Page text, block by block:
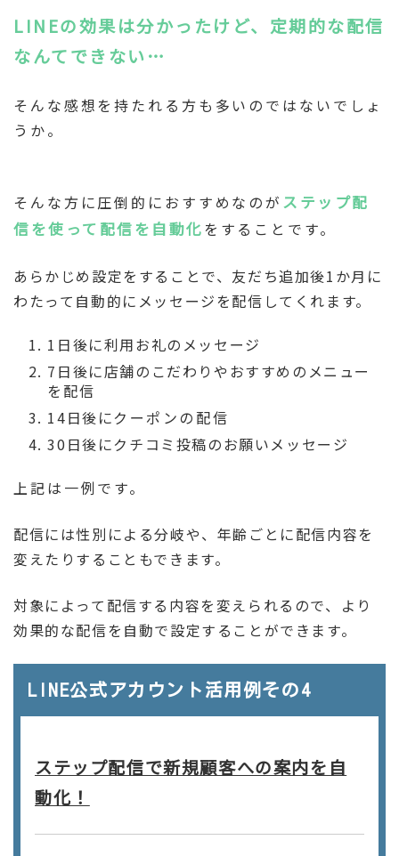
LINEの効果は分かったけど、定期的な配信
なんてできない…
そんな感想を持たれる方も多いのではないでしょ
うか。
そんな方に圧倒的におすすめなのが ステップ配
信を使って配信を自動化をすることです。
あらかじめ設定をすることで、友だち追加後1か月に
わたって自動的にメッセージを配信してくれます。
1日後に利用お礼のメッセージ
7日後に店舗のこだわりやおすすめのメニュー
を配信
14日後にクーポンの配信
30日後にクチコミ投稿のお願いメッセージ
上記は一例です。
配信には性別による分岐や、年齢ごとに配信内容を
変えたりすることもできます。
対象によって配信する内容を変えられるので、より
効果的な配信を自動で設定することができます。
LINE公式アカウント活用例その4
ステップ配信で新規顧客への案内を自
動化！